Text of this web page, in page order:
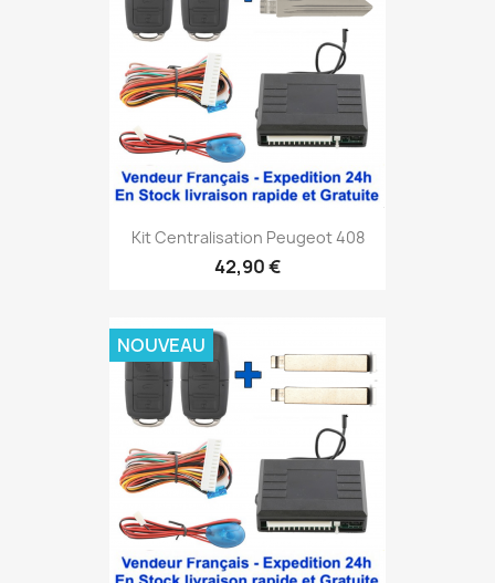
Kit Centralisation Peugeot 408
42,90 €
NOUVEAU